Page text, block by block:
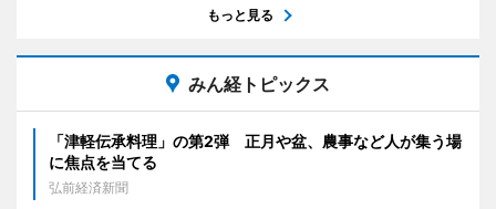
もっと見る
みん経トピックス
「津軽伝承料理」の第2弾 正月や盆、農事など人が集う場
に焦点を当てる
弘前経済新聞